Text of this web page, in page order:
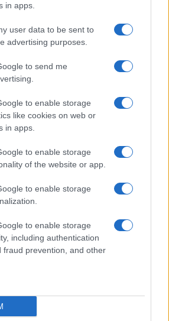
in apps.
user data to be sent to
advertising purposes.
to send me
to enable storage
like cookies on web or
in apps.
to enable storage
of the website or app.
to enable storage
to enable storage
including authentication
fraud prevention, and other
confronto tra settori,
tedeschi: range per settore e
e netto, tassazione e benefit chiave
VEDI TUTTI →